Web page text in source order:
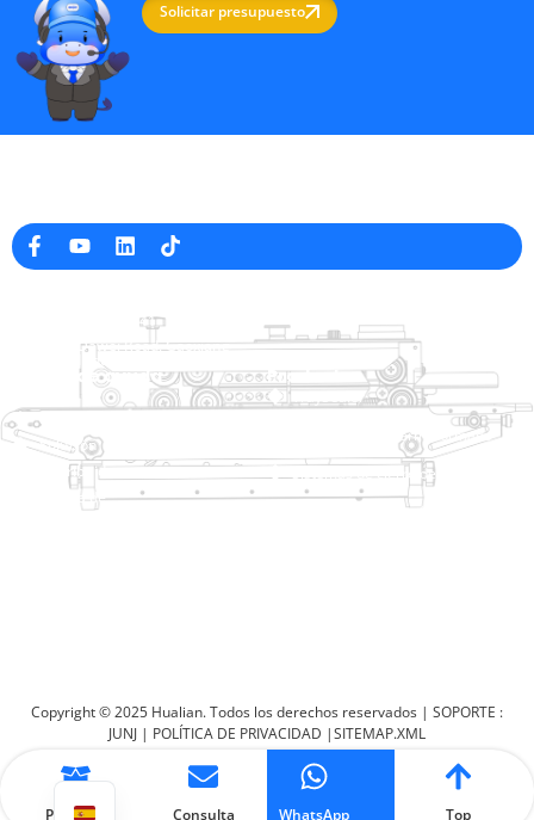
Solicitar presupuesto
Enlace de ayuda
Productos
Solución
Distribuidor
Acerca de
Productos
TraySealer
Envasadora de termoformado
Sistemas de cierre de bolsas
Ensacadora automática
Información de la empresa
+8613738733841
No. 2 Dawei Road, Gaoxiang
Zona Industrial, Wenzhou, Zhejiang, China
Copyright © 2025 Hualian. Todos los derechos reservados | SOPORTE :
JUNJ | POLÍTICA DE PRIVACIDAD |SITEMAP.XML
Producto Consulta WhatsApp Top